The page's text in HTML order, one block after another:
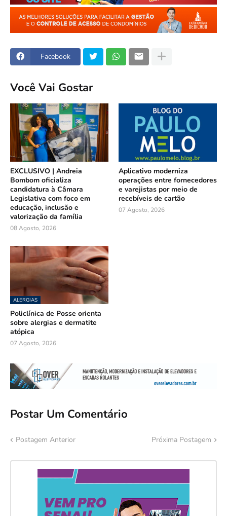
Facebook
Você Vai Gostar
EXCLUSIVO | Andreia
Bombom oficializa
candidatura à Câmara
Legislativa com foco em
educação, inclusão e
valorização da família
08 Agosto, 2026
Aplicativo moderniza
operações entre fornecedores
e varejistas por meio de
recebíveis de cartão
07 Agosto, 2026
ALERGIAS
Policlínica de Posse orienta
sobre alergias e dermatite
atópica
07 Agosto, 2026
Postar Um Comentário
Postagem Anterior Próxima Postagem